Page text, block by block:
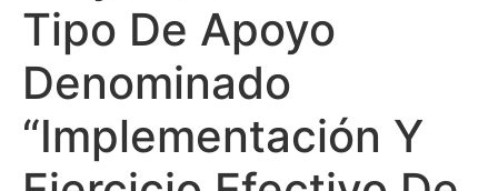
Tipo De Apoyo
Denominado
“Implementación Y